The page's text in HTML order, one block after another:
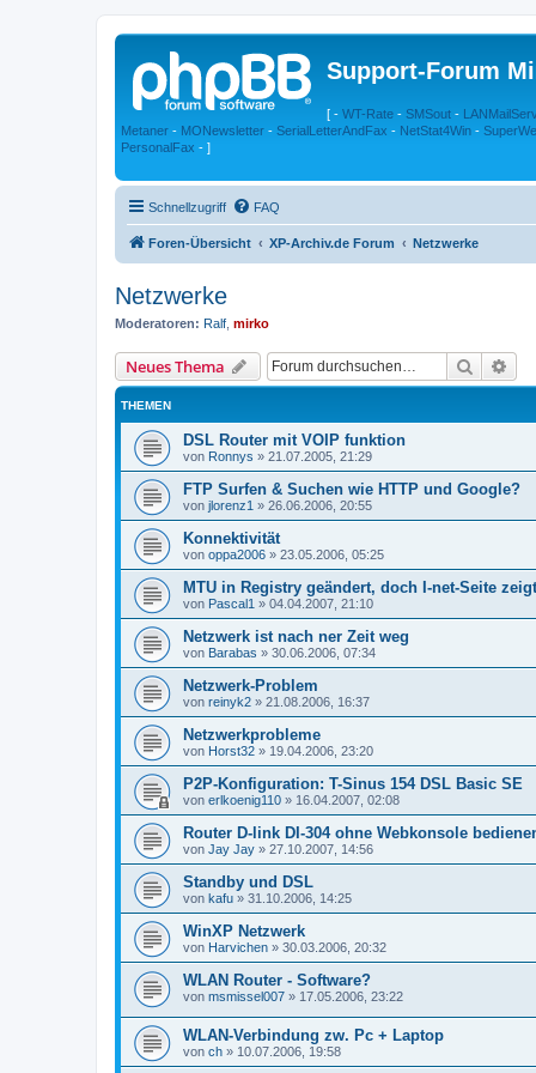
Support-Forum
[ - WT-Rate - SMSout -
Metaner - MONewsletter - SerialLetterAndFax - NetStat4Win -
PersonalFax - ]
Schnellzugriff FAQ
Foren-Übersicht XP-Archiv.de Forum Netzwerke
Netzwerke
Moderatoren: Ralf mirko
Neues Thema Suche
THEMEN
DSL Router mit VOIP funktion
von Ronnys » 21.07.2005, 21:29
FTP Surfen & Suchen wie HTTP und Google?
von jlorenz1 » 26.06.2006, 20:55
Konnektivität
von oppa2006 » 23.05.2006, 05:25
MTU in Registry geändert, doch I-net-Seite
von Pascal1 » 04.04.2007, 21:10
Netzwerk ist nach ner Zeit weg
von Barabas » 30.06.2006, 07:34
Netzwerk-Problem
von reinyk2 » 21.08.2006, 16:37
Netzwerkprobleme
von Horst32 » 19.04.2006, 23:20
P2P-Konfiguration: T-Sinus 154 DSL Basic SE
von erlkoenig110 » 16.04.2007, 02:08
Router D-link DI-304 ohne Webkonsole
von Jay Jay » 27.10.2007, 14:56
Standby und DSL
von kafu » 31.10.2006, 14:25
WinXP Netzwerk
von Harvichen » 30.03.2006, 20:32
WLAN Router - Software?
von msmissel007 » 17.05.2006, 23:22
WLAN-Verbindung zw. Pc + Laptop
von ch » 10.07.2006, 19:58